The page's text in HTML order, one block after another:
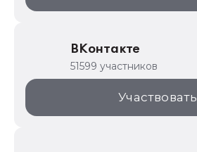
ИТС.1C.ru
1С:Торговая площадка
ВКонтакте
51599 участников
Участвовать